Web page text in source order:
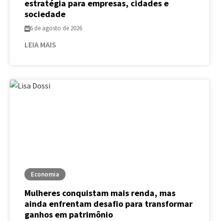
estratégia para empresas, cidades e
sociedade
6 de agosto de 2026
LEIA MAIS
Economia
Mulheres conquistam mais renda, mas
ainda enfrentam desafio para transformar
ganhos em patrimônio